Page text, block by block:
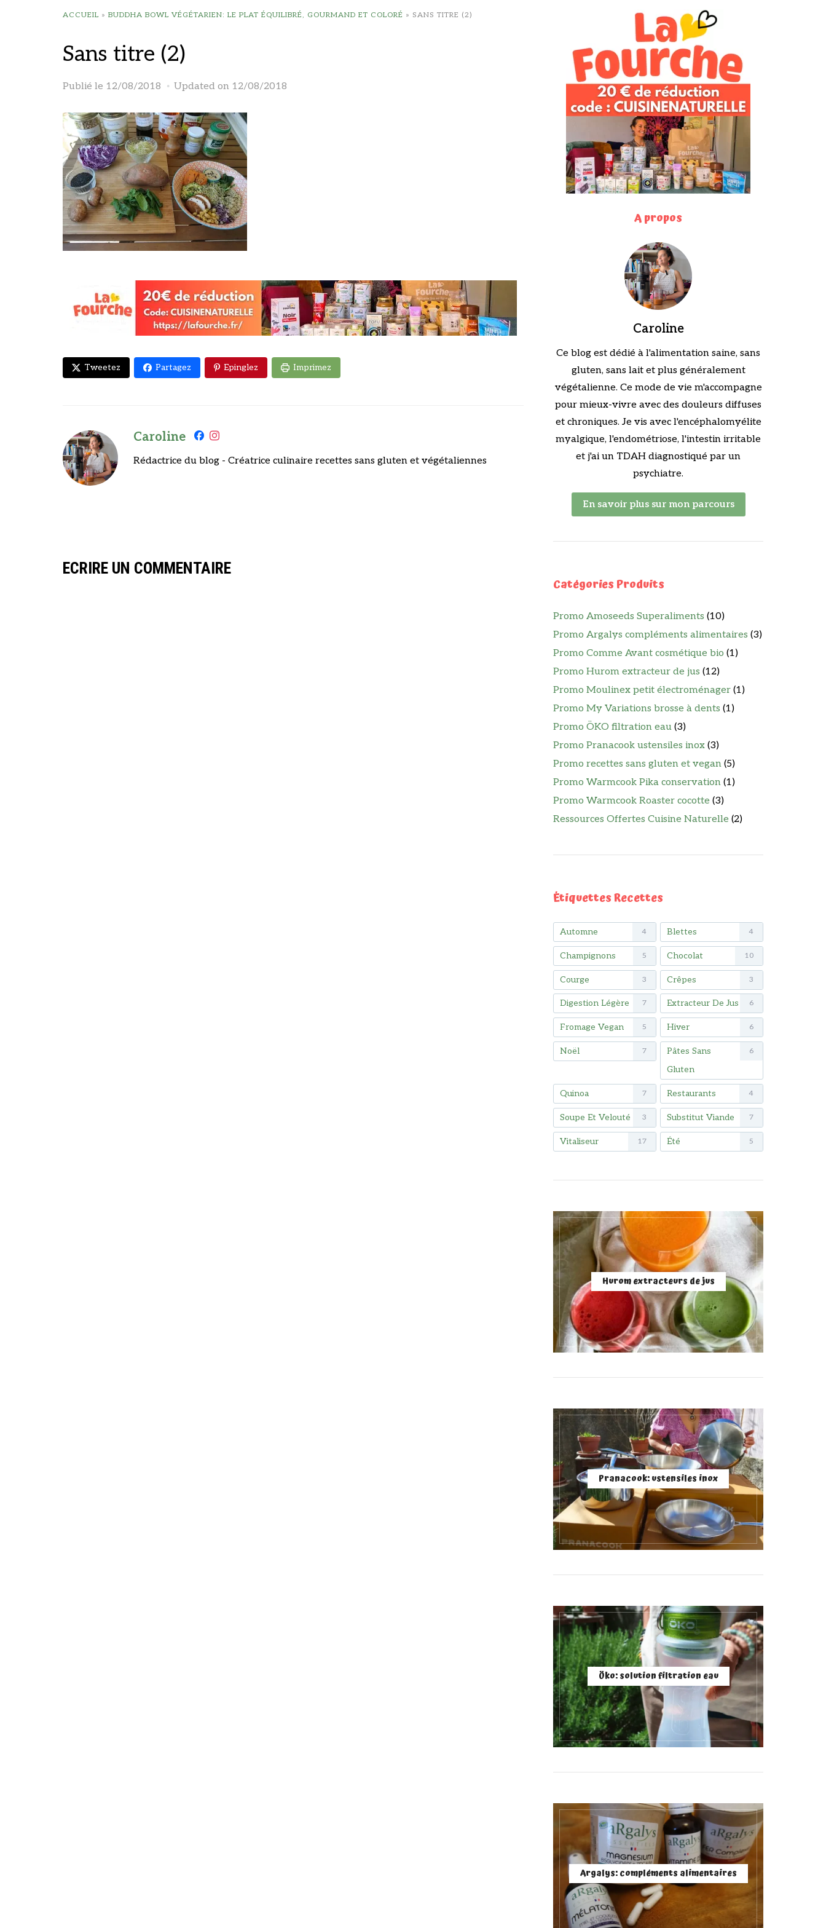
ACCUEIL » BUDDHA BOWL VÉGÉTARIEN: LE PLAT ÉQUILIBRÉ, GOURMAND ET COLORÉ » SANS TITRE (2)
Sans titre (2)
Publié le 12/08/2018 Updated on 12/08/2018
Tweetez Partagez Epinglez Imprimez
Caroline
Rédactrice du blog - Créatrice culinaire recettes sans gluten et végétaliennes
ECRIRE UN COMMENTAIRE
A propos
Caroline
Ce blog est dédié à l'alimentation saine, sans
gluten, sans lait et plus généralement
végétalienne. Ce mode de vie m'accompagne
pour mieux-vivre avec des douleurs diffuses
et chroniques. Je vis avec l'encéphalomyélite
myalgique, l'endométriose, l'intestin irritable
et j'ai un TDAH diagnostiqué par un
psychiatre.
En savoir plus sur mon parcours
Catégories Produits
Promo Amoseeds Superaliments (10)
Promo Argalys compléments alimentaires (3)
Promo Comme Avant cosmétique bio (1)
Promo Hurom extracteur de jus (12)
Promo Moulinex petit électroménager (1)
Promo My Variations brosse à dents (1)
Promo ÖKO filtration eau (3)
Promo Pranacook ustensiles inox (3)
Promo recettes sans gluten et vegan (5)
Promo Warmcook Pika conservation (1)
Promo Warmcook Roaster cocotte (3)
Ressources Offertes Cuisine Naturelle (2)
Étiquettes Recettes
Automne 4 Blettes 4
Champignons 5 Chocolat 10
Courge 3 Crêpes 3
Digestion Légère 7 Extracteur De Jus 6
Fromage Vegan 5 Hiver 6
Noël 7
Pâtes Sans
Gluten
6
Quinoa 7 Restaurants 4
Soupe Et Velouté 3 Substitut Viande 7
Vitaliseur 17 Été 5
Hurom extracteurs de jus
Pranacook: ustensiles inox
Öko: solution filtration eau
Argalys: compléments alimentaires